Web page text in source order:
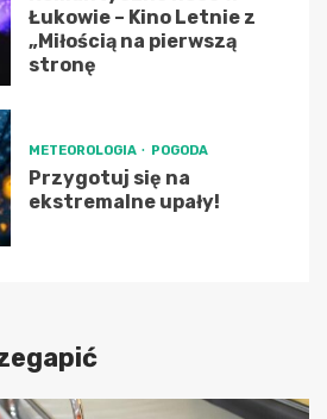
Łukowie – Kino Letnie z
„Miłością na pierwszą
stronę
METEOROLOGIA POGODA
Przygotuj się na
ekstremalne upały!